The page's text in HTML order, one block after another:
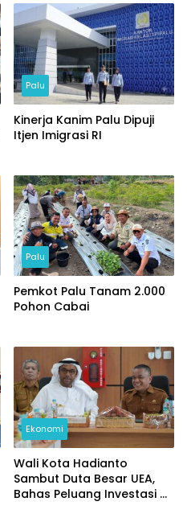
Palu
Kinerja Kanim Palu Dipuji
Itjen Imigrasi RI
Palu
Pemkot Palu Tanam 2.000
Pohon Cabai
Ekonomi
Wali Kota Hadianto
Sambut Duta Besar UEA,
Bahas Peluang Investasi di